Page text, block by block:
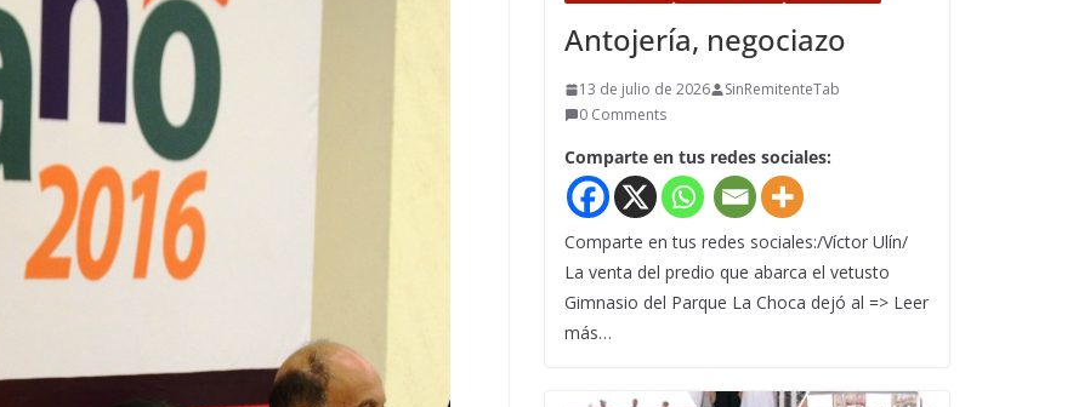
Antojería, negociazo
13 de julio de 2026
SinRemitenteTab
0 Comments
Comparte en tus redes sociales:
Comparte en tus redes sociales:/Víctor Ulín/
La venta del predio que abarca el vetusto
Gimnasio del Parque La Choca dejó al => Leer
más…